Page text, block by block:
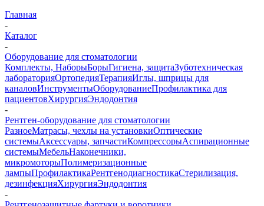
Главная
-
Каталог
-
Оборудование для стоматологии
Комплекты, НаборыБорыГигиена, защитаЗуботехническая
лабораторияОртопедияТерапияИглы, шприцы для
каналовИнструментыОборудованиеПрофилактика для
пациентовХирургияЭндодонтия
-
Рентген-оборудование для стоматологии
РазноеМатрасы, чехлы на установкиОптические
системыАксессуары, запчастиКомпрессорыАспирационные
системыМебельНаконечники,
микромоторыПолимеризационные
лампыПрофилактикаРентгенодиагностикаСтерилизация,
дезинфекцияХирургияЭндодонтия
-